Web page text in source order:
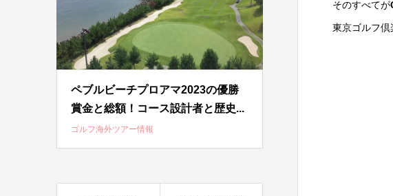
そのすべてが
東京ゴルフ倶
ペブルビーチプロアマ2023の優勝
賞金と総額！コース設計者と歴史...
ゴルフ海外ツアー情報